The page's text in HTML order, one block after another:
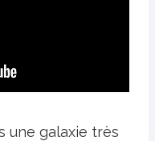
une galaxie très